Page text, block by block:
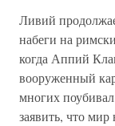
Ливий
набеги на
когда Аппий
вооруженный
многих
заявить, что